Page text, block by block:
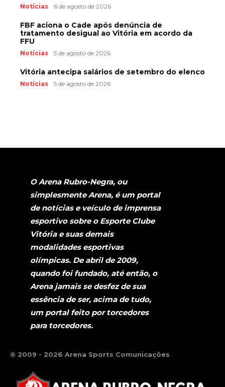
Notícias 6 de agosto de 2026
FBF aciona o Cade após denúncia de
tratamento desigual ao Vitória em acordo da
FFU
Notícias 5 de agosto de 2026
Vitória antecipa salários de setembro do elenco
Notícias 5 de agosto de 2026
O Arena Rubro-Negra, ou
simplesmente Arena, é um portal
de notícias e veículo de imprensa
esportivo sobre o Esporte Clube
Vitória e suas demais
modalidades esportivas
olímpicas. De abril de 2009,
quando foi fundado, até então, o
Arena jamais se desfez de sua
essência de ser, acima de tudo,
um portal feito por torcedores
para torcedores.
© 2009 - 2026 Arena Sports Comunicações